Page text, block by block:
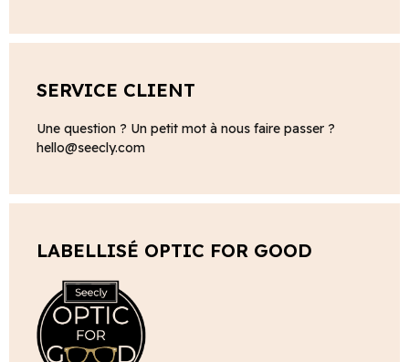
SERVICE CLIENT
Une question ? Un petit mot à nous faire passer ?
hello@seecly.com
LABELLISÉ OPTIC FOR GOOD